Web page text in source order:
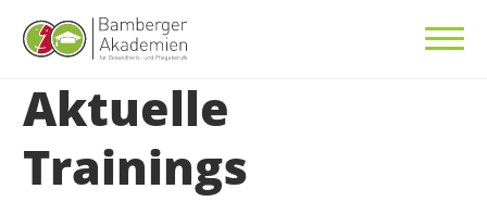
Aktuelle
Trainings